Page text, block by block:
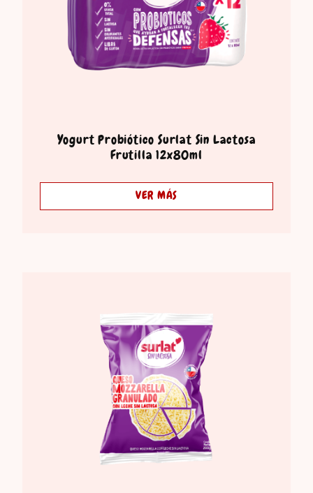
Yogurt Probiótico Surlat Sin Lactosa
Frutilla 12x80ml
VER MÁS